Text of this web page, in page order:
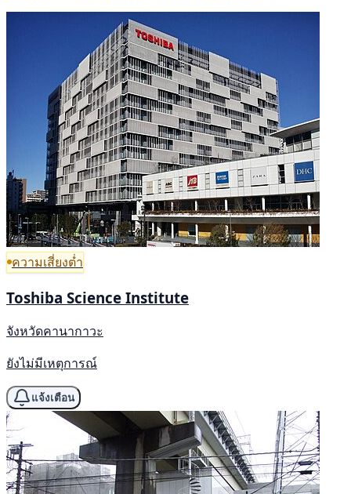
ความเสี่ยงต่ำ
Toshiba Science Institute
จังหวัดคานากาวะ
ยังไม่มีเหตุการณ์
แจ้งเตือน